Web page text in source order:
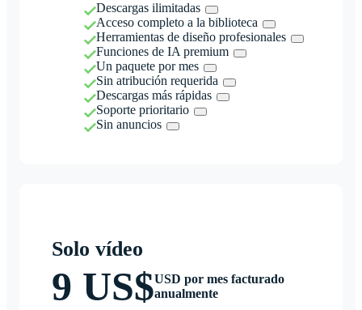
Descargas ilimitadas
Acceso completo a la biblioteca
Herramientas de diseño profesionales
Funciones de IA premium
Un paquete por mes
Sin atribución requerida
Descargas más rápidas
Soporte prioritario
Sin anuncios
Solo vídeo
9 US$USD por mes facturado
anualmente